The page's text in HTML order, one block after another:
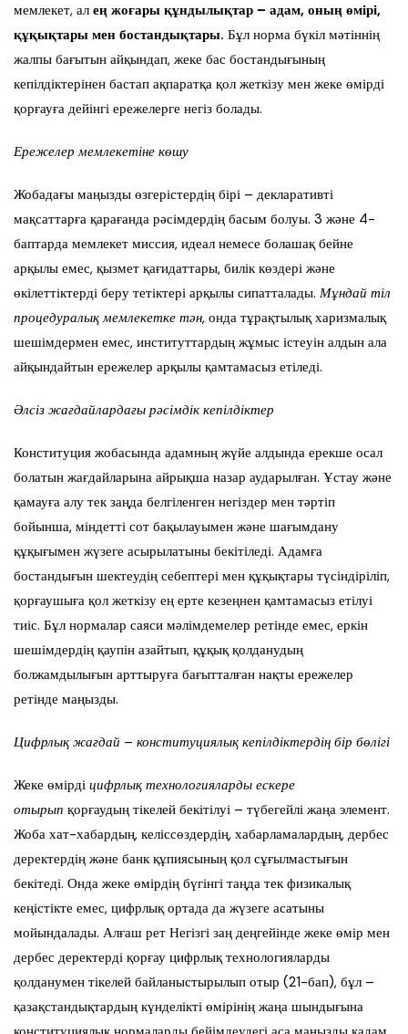
мемлекет, ал ең жоғары құндылықтар – адам, оның өмірі,
құқықтары мен бостандықтары. Бұл норма бүкіл мәтіннің
жалпы бағытын айқындап, жеке бас бостандығының
кепілдіктерінен бастап ақпаратқа қол жеткізу мен жеке өмірді
қорғауға дейінгі ережелерге негіз болады.
Ережелер мемлекетіне көшу
Жобадағы маңызды өзгерістердің бірі – декларативті
мақсаттарға қарағанда рәсімдердің басым болуы. 3 және 4-
баптарда мемлекет миссия, идеал немесе болашақ бейне
арқылы емес, қызмет қағидаттары, билік көздері және
өкілеттіктерді беру тетіктері арқылы сипатталады. Мұндай тіл
процедуралық мемлекетке тән, онда тұрақтылық харизмалық
шешімдермен емес, институттардың жұмыс істеуін алдын ала
айқындайтын ережелер арқылы қамтамасыз етіледі.
Әлсіз жағдайлардағы рәсімдік кепілдіктер
Конституция жобасында адамның жүйе алдында ерекше осал
болатын жағдайларына айрықша назар аударылған. Ұстау және
қамауға алу тек заңда белгіленген негіздер мен тәртіп
бойынша, міндетті сот бақылауымен және шағымдану
құқығымен жүзеге асырылатыны бекітіледі. Адамға
бостандығын шектеудің себептері мен құқықтары түсіндіріліп,
қорғаушыға қол жеткізу ең ерте кезеңнен қамтамасыз етілуі
тиіс. Бұл нормалар саяси мәлімдемелер ретінде емес, еркін
шешімдердің қаупін азайтып, құқық қолданудың
болжамдылығын арттыруға бағытталған нақты ережелер
ретінде маңызды.
Цифрлық жағдай – конституциялық кепілдіктердің бір бөлігі
Жеке өмірді цифрлық технологияларды ескере
отырып қорғаудың тікелей бекітілуі – түбегейлі жаңа элемент.
Жоба хат-хабардың, келіссөздердің, хабарламалардың, дербес
деректердің және банк құпиясының қол сұғылмастығын
бекітеді. Онда жеке өмірдің бүгінгі таңда тек физикалық
кеңістікте емес, цифрлық ортада да жүзеге асатыны
мойындалады. Алғаш рет Негізгі заң деңгейінде жеке өмір мен
дербес деректерді қорғау цифрлық технологияларды
қолданумен тікелей байланыстырылып отыр (21-бап), бұл –
қазақстандықтардың күнделікті өмірінің жаңа шындығына